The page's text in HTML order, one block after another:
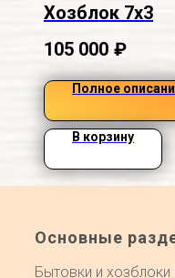
Хозблок 7х3
105 000 ₽
Полное
В корзину
Основные
Бытовки и хозблоки